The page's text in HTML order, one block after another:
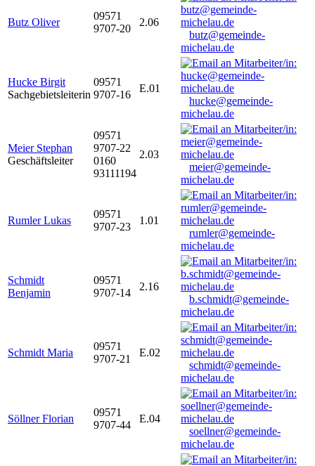
Butz Oliver
09571
9707-20
2.06
butz@gemeinde-
michelau.de
Hucke Birgit
Sachgebietsleiterin
09571
9707-16
E.01
hucke@gemeinde-
michelau.de
Meier Stephan
Geschäftsleiter
09571
9707-22
0160
93111194
2.03
meier@gemeinde-
michelau.de
Rumler Lukas
09571
9707-23
1.01
rumler@gemeinde-
michelau.de
Schmidt
Benjamin
09571
9707-14
2.16
b.schmidt@gemeinde-
michelau.de
Schmidt Maria
09571
9707-21
E.02
schmidt@gemeinde-
michelau.de
Söllner Florian
09571
9707-44
E.04
soellner@gemeinde-
michelau.de